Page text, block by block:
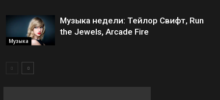
Музыка
Музыка недели: Тейлор Свифт, Run
the Jewels, Arcade Fire